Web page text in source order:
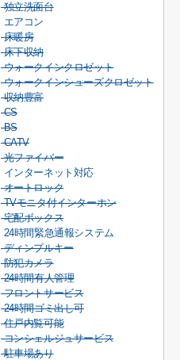
独立洗面台
エアコン
床暖房
床下収納
ウォークインクロゼット
ウォークインシューズクロゼット
収納豊富
CS
BS
CATV
光ファイバー
インターネット対応
オートロック
TVモニタ付インターホン
宅配ボックス
24時間緊急通報システム
ディンプルキー
防犯カメラ
24時間有人管理
フロントサービス
24時間ゴミ出し可
住戸内覧可能
コンシェルジュサービス
駐車場あり